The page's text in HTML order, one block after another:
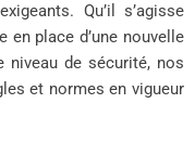
Qu’il s’agisse
en place d’une nouvelle
niveau de sécurité, nos
et normes en vigueur